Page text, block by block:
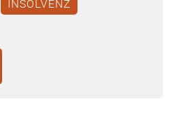
INSOLVENZ